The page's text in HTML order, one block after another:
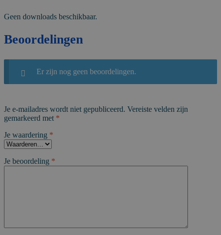
Geen downloads beschikbaar.
Beoordelingen
Er zijn nog geen beoordelingen.
Je e-mailadres wordt niet gepubliceerd. Vereiste velden zijn
gemarkeerd met *
Je waardering *
Je beoordeling *